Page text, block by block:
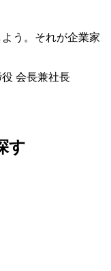
う。それが企業家
会長兼社長
す